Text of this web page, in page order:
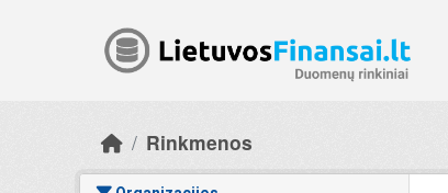
Rinkmenos